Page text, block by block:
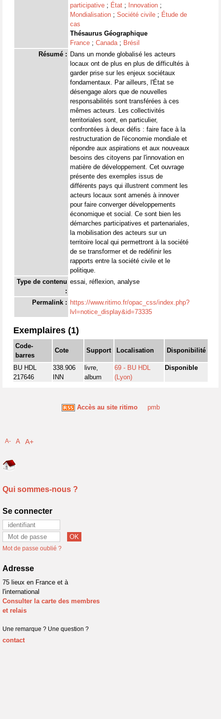
participative ; État ; Innovation ;
Mondialisation ; Société civile ; Étude de
cas
Thésaurus Géographique
France ; Canada; Brésil
Résumé : Dans un monde globalisé les acteurs
locaux ont de plus en plus de difficultés à
garder prise sur les enjeux sociétaux
fondamentaux. Par ailleurs, l'État se
désengage alors que de nouvelles
responsabilités sont transférées à ces
mêmes acteurs. Les collectivités
territoriales sont, en particulier,
confrontées à deux défis : faire face à la
restructuration de l'économie mondiale et
répondre aux aspirations et aux nouveaux
besoins des citoyens par l'innovation en
matière de développement. Cet ouvrage
présente des exemples issus de
différents pays qui illustrent comment les
acteurs locaux sont amenés à innover
pour faire converger développements
économique et social. Ce sont bien les
démarches participatives et partenariales,
la mobilisation des acteurs sur un
territoire local qui permettront à la société
de se transformer et de redéfinir les
rapports entre la société civile et le
politique.
Type de contenu
:
essai, réflexion, analyse
Permalink : https://www.ritimo.fr/opac_css/index.php?
lvl=notice_display&id=73335
Exemplaires (1)
Code-
barres
Cote Support Localisation Disponibilité
BU HDL
217646
338.906
INN
livre,
album
69 - BU HDL
(Lyon)
Disponible
Accès au site ritimo pmb
A- A A+
Qui sommes-nous ?
Se connecter
Mot de passe oublié ?
Adresse
75 lieux en France et à
l'international
Consulter la carte des membres
et relais
Une remarque ? Une question ?
contact